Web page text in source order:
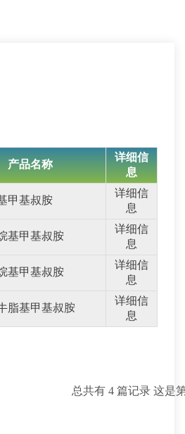
产品名称
详细信
息
甲基叔胺
详细信
息
基甲基叔胺
详细信
息
基甲基叔胺
详细信
息
脂基甲基叔胺
详细信
息
总共有 4 篇记录 这是